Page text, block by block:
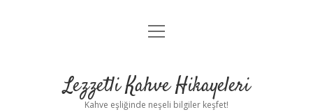
Anasayfa
Yasal Uyarı
menüyü
Lezzetli Kahve Hikayeleri
Kahve eşliğinde neşeli bilgiler keşfet!